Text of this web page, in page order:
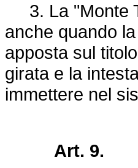
3. La "Monte
anche quando
apposta sul
girata e la
immettere nel
Art. 9.